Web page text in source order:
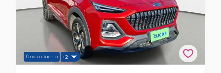
Único dueño +2